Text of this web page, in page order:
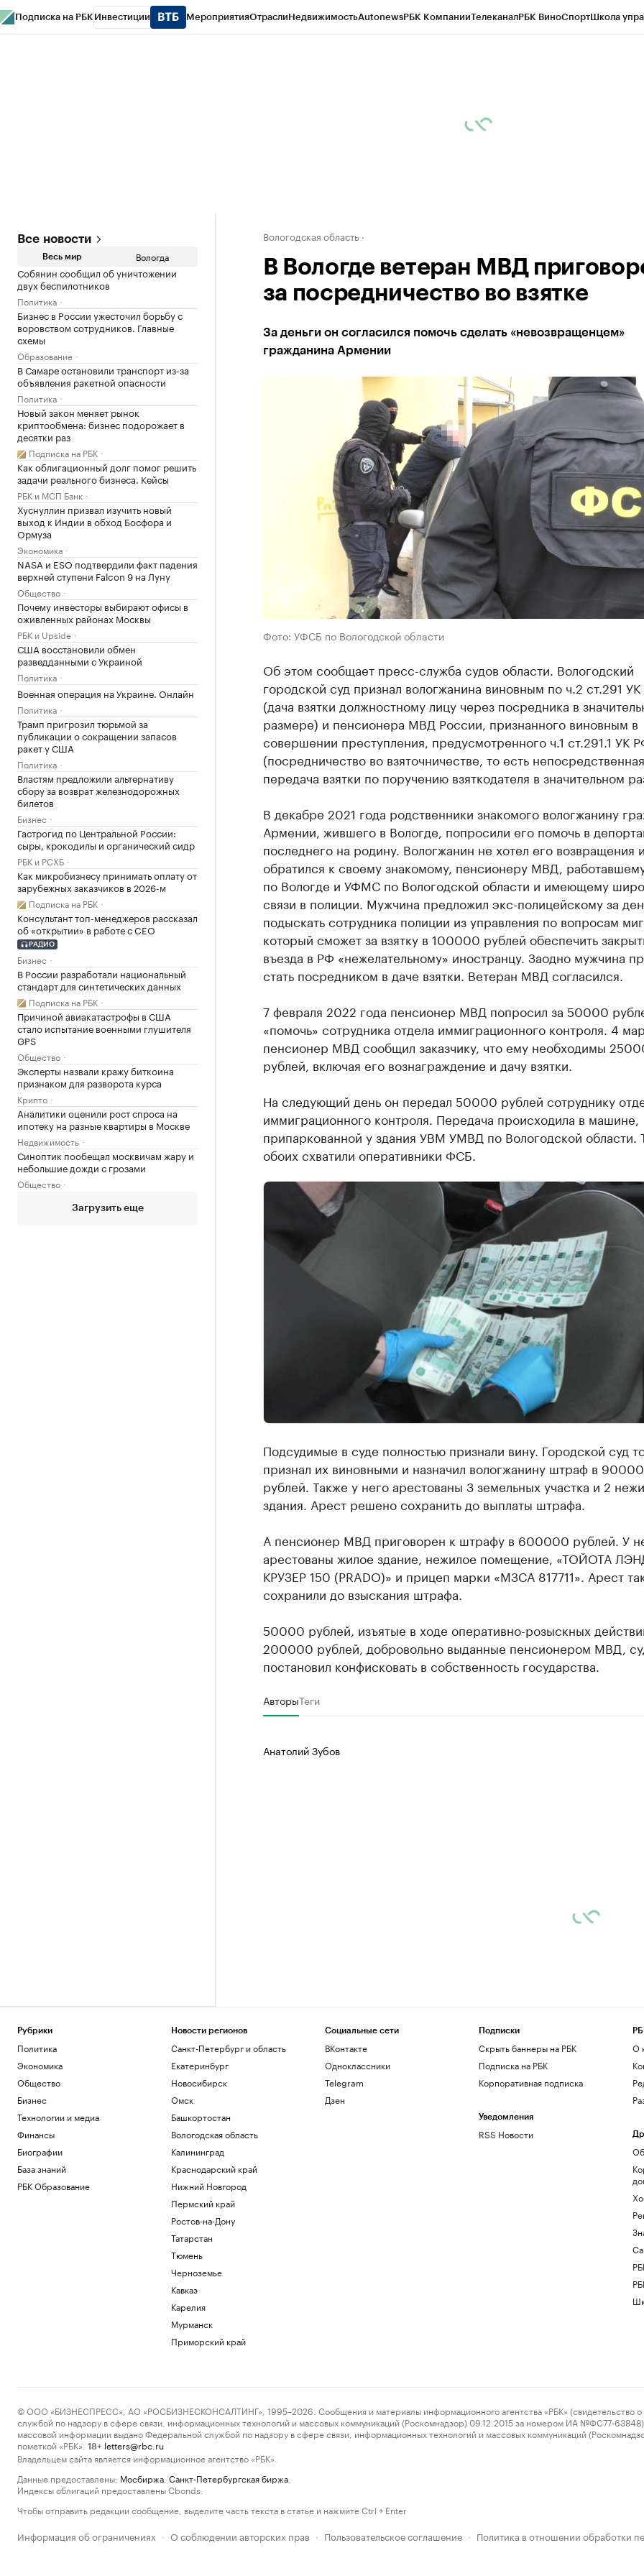
Подписка на РБК Инвестиции МероприятияОтраслиНедвижимостьAutonewsРБК КомпанииТелеканалРБК ВиноСпортШкола
Все новости
Весь мир Вологда
Собянин сообщил об уничтожении
двух беспилотников
Политика
Бизнес в России ужесточил борьбу с
воровством сотрудников. Главные
схемы
Образование
В Самаре остановили транспорт из-за
объявления ракетной опасности
Политика
Новый закон меняет рынок
криптообмена: бизнес подорожает в
десятки раз
Подписка на РБК
Как облигационный долг помог решить
задачи реального бизнеса. Кейсы
РБК и МСП Банк
Хуснуллин призвал изучить новый
выход к Индии в обход Босфора и
Ормуза
Экономика
NASA и ESO подтвердили факт падения
верхней ступени Falcon 9 на Луну
Общество
Почему инвесторы выбирают офисы в
оживленных районах Москвы
РБК и Upside
США восстановили обмен
разведданными с Украиной
Политика
Военная операция на Украине. Онлайн
Политика
Трамп пригрозил тюрьмой за
публикации о сокращении запасов
ракет у США
Политика
Властям предложили альтернативу
сбору за возврат железнодорожных
билетов
Бизнес
Гастрогид по Центральной России:
сыры, крокодилы и органический сидр
РБК и РСХБ
Как микробизнесу принимать оплату от
зарубежных заказчиков в 2026-м
Подписка на РБК
Консультант топ-менеджеров рассказал
об «открытии» в работе с CEO
РАДИО
Бизнес
В России разработали национальный
стандарт для синтетических данных
Подписка на РБК
Причиной авиакатастрофы в США
стало испытание военными глушителя
GPS
Общество
Эксперты назвали кражу биткоина
признаком для разворота курса
Крипто
Аналитики оценили рост спроса на
ипотеку на разные квартиры в Москве
Недвижимость
Синоптик пообещал москвичам жару и
небольшие дожди с грозами
Общество
Загрузить еще
Вологодская область
В Вологде ветеран МВД
за посредничество во взятке
За деньги он согласился помочь сделать «невозвращенцем»
гражданина Армении
Фото: УФСБ по Вологодской области
Об этом сообщает пресс-служба судов области. Вологодский
городской суд признал вологжанина виновным по ч.2 ст.291
(дача взятки должностному лицу через посредника в
размере) и пенсионера МВД России, признанного виновным в
совершении преступления, предусмотренного ч.1 ст.291.1 УК
(посредничество во взяточничестве, то есть непосредственная
передача взятки по поручению взяткодателя в значительном
В декабре 2021 года родственники знакомого вологжанину
Армении, жившего в Вологде, попросили его помочь в
последнего на родину. Вологжанин не хотел его возвращения и
обратился к своему знакомому, пенсионеру МВД,
по Вологде и УФМС по Вологодской области и имеющему
связи в полиции. Мужчина предложил экс-полицейскому за
подыскать сотрудника полиции из управления по вопросам
который сможет за взятку в 100000 рублей обеспечить
въезда в РФ «нежелательному» иностранцу. Заодно мужчина
стать посредником в даче взятки. Ветеран МВД согласился.
7 февраля 2022 года пенсионер МВД попросил за 50000
«помочь» сотрудника отдела иммиграционного контроля. 4
пенсионер МВД сообщил заказчику, что ему необходимы
рублей, включая его вознаграждение и дачу взятки.
На следующий день он передал 50000 рублей сотруднику
иммиграционного контроля. Передача происходила в машине,
припаркованной у здания УВМ УМВД по Вологодской области.
обоих схватили оперативники ФСБ.
Подсудимые в суде полностью признали вину. Городской суд
признал их виновными и назначил вологжанину штраф в
рублей. Также у него арестованы 3 земельных участка и 2
здания. Арест решено сохранить до выплаты штрафа.
А пенсионер МВД приговорен к штрафу в 600000 рублей. У
арестованы жилое здание, нежилое помещение, «ТОЙОТА
КРУЗЕР 150 (PRADO)» и прицеп марки «МЗСА 817711». Арест
сохранили до взыскания штрафа.
50000 рублей, изъятые в ходе оперативно-розыскных
200000 рублей, добровольно выданные пенсионером МВД,
постановил конфисковать в собственность государства.
АвторыТеги
Анатолий Зубов
Рубрики
Политика
Экономика
Общество
Бизнес
Технологии и медиа
Финансы
Биографии
База знаний
РБК Образование
Новости регионов
Санкт-Петербург и область
Екатеринбург
Новосибирск
Омск
Башкортостан
Вологодская область
Калининград
Краснодарский край
Нижний Новгород
Пермский край
Ростов-на-Дону
Татарстан
Тюмень
Черноземье
Кавказ
Карелия
Мурманск
Приморский край
Социальные сети
ВКонтакте
Одноклассники
Telegram
Дзен
Подписки
Скрыть баннеры на РБК
Подписка на РБК
Корпоративная подписка
Уведомления
RSS Новости
О
© ООО «БИЗНЕСПРЕСС», АО «РОСБИЗНЕСКОНСАЛТИНГ», 1995–2026. Сообщения и материалы информационного агентства «РБК» (свидетельство о
службой по надзору в сфере связи, информационных технологий и массовых коммуникаций (Роскомнадзор) 09.12.2015 за номером ИА №ФС77-63848)
массовой информации выдано Федеральной службой по надзору в сфере связи, информационных технологий и массовых коммуникаций
пометкой «РБК».
18+ letters@rbc.ru
Владельцем сайта является информационное агентство «РБК».
Данные предоставлены: Мосбиржа Санкт-Петербургская биржа
Индексы облигаций предоставлены Cbonds.
Чтобы отправить редакции сообщение, выделите часть текста в статье и нажмите Ctrl + Enter
Информация об ограничениях · О соблюдении авторских прав · Пользовательское соглашение · Политика в отношении обработки